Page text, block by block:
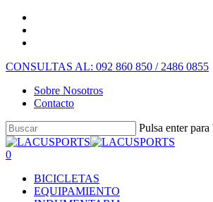
CONSULTAS AL: 092 860 850 / 2486 0855
Sobre Nosotros
Contacto
Pulsa enter
0
BICICLETAS
EQUIPAMIENTO